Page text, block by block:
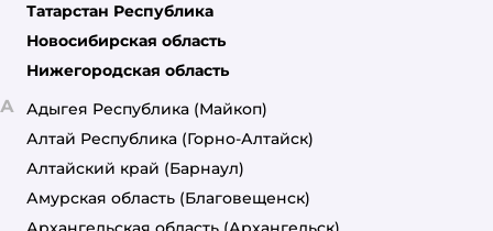
Татарстан Республика
Новосибирская область
Нижегородская область
А Адыгея Республика (Майкоп)
Алтай Республика (Горно-Алтайск)
Алтайский край (Барнаул)
Амурская область (Благовещенск)